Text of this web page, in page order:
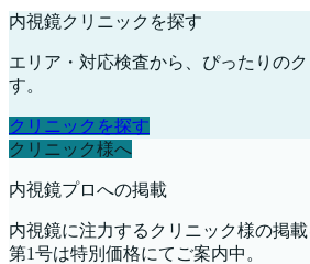
内視鏡クリニックを探す
エリア・対応検査から、ぴったりの
す。
クリニックを探す
クリニック様へ
内視鏡プロへの掲載
内視鏡に注力するクリニック様の掲載
第1号は特別価格にてご案内中。